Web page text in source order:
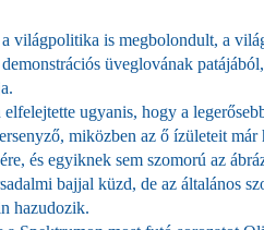
világpolitika is megbolondult, a
üveglovának
ugyanis, hogy a
miközben az ő ízületeit
és egyiknek sem szomorú az
bajjal küzd, de az általános
hazudozik.